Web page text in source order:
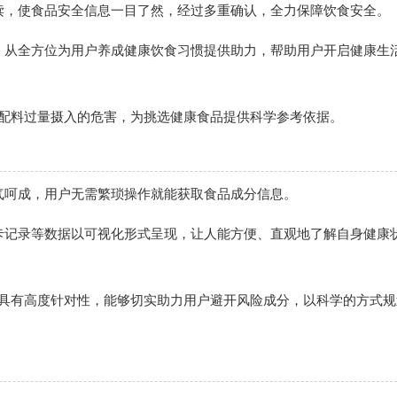
使食品安全信息一目了然，经过多重确认，全力保障饮食安全。
全方位为用户养成健康饮食习惯提供助力，帮助用户开启健康生
过量摄入的危害，为挑选健康食品提供科学参考依据。
成，用户无需繁琐操作就能获取食品成分信息。
录等数据以可视化形式呈现，让人能方便、直观地了解自身健康
高度针对性，能够切实助力用户避开风险成分，以科学的方式规